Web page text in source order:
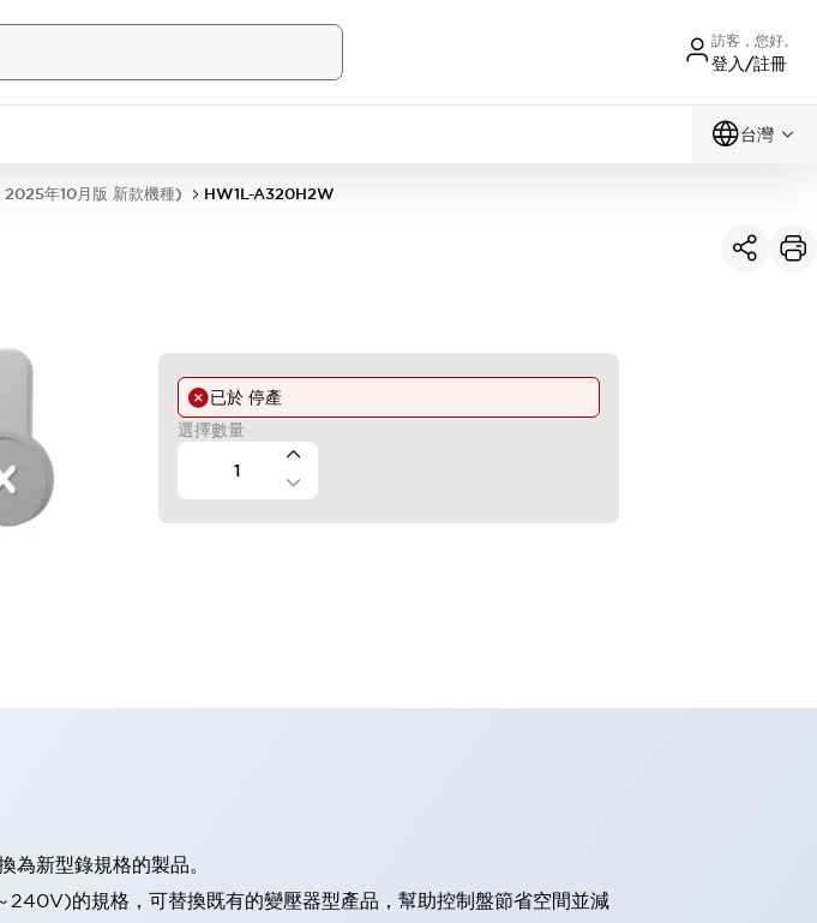
訪客，您好。
登入/註冊
台灣
年10月版 新款機種) HW1L-A320H2W
已於 停產
選擇數量
新型錄規格的製品。
的規格，可替換既有的變壓器型產品，幫助控制盤節省空間並減